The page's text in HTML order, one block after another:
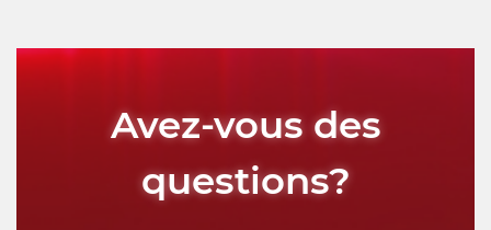
Avez-vous des
questions?